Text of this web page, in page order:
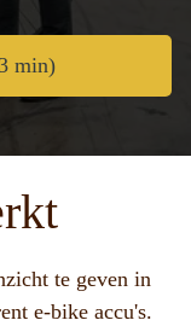
min)
te geven in
e-bike accu's.